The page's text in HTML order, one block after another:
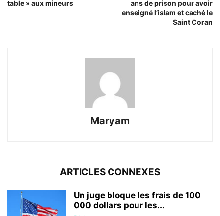
table » aux mineurs
ans de prison pour avoir
enseigné l’islam et caché le
Saint Coran
Maryam
ARTICLES CONNEXES
Un juge bloque les frais de 100
000 dollars pour les...